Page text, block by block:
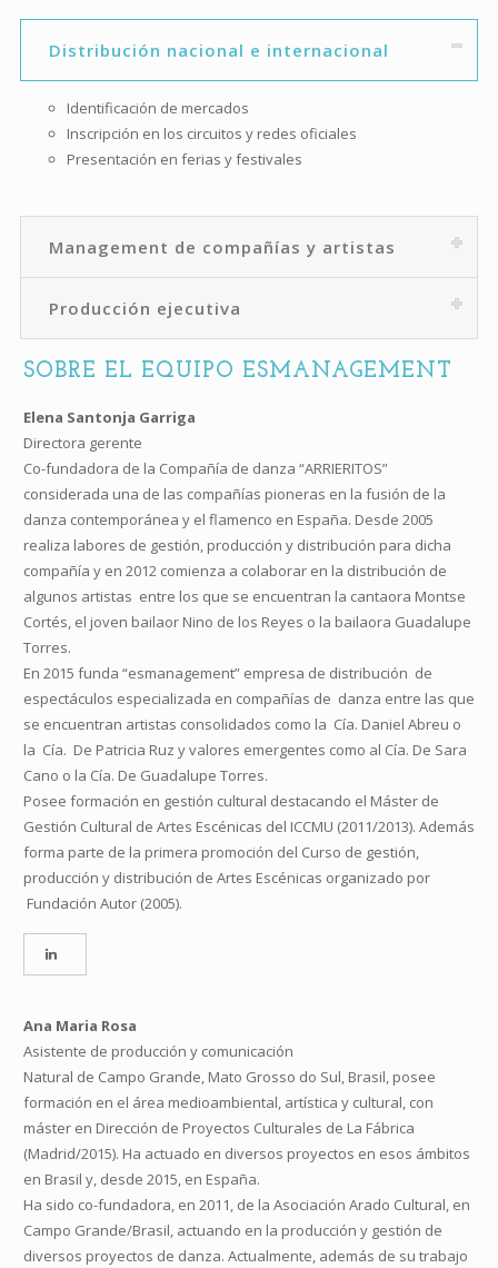
Distribución nacional e internacional
Identificación de mercados
Inscripción en los circuitos y redes oficiales
Presentación en ferias y festivales
Management de compañías y artistas
Producción ejecutiva
SOBRE EL EQUIPO ESMANAGEMENT
Elena Santonja Garriga
Directora gerente
Co-fundadora de la Compañía de danza “ARRIERITOS”
considerada una de las compañías pioneras en la fusión de la
danza contemporánea y el flamenco en España. Desde 2005
realiza labores de gestión, producción y distribución para dicha
compañía y en 2012 comienza a colaborar en la distribución de
algunos artistas entre los que se encuentran la cantaora Montse
Cortés, el joven bailaor Nino de los Reyes o la bailaora Guadalupe
Torres.
En 2015 funda “esmanagement” empresa de distribución de
espectáculos especializada en compañías de danza entre las que
se encuentran artistas consolidados como la Cía. Daniel Abreu o
la Cía. De Patricia Ruz y valores emergentes como al Cía. De Sara
Cano o la Cía. De Guadalupe Torres.
Posee formación en gestión cultural destacando el Máster de
Gestión Cultural de Artes Escénicas del ICCMU (2011/2013). Además
forma parte de la primera promoción del Curso de gestión,
producción y distribución de Artes Escénicas organizado por
Fundación Autor (2005).
Ana Maria Rosa
Asistente de producción y comunicación
Natural de Campo Grande, Mato Grosso do Sul, Brasil, posee
formación en el área medioambiental, artística y cultural, con
máster en Dirección de Proyectos Culturales de La Fábrica
(Madrid/2015). Ha actuado en diversos proyectos en esos ámbitos
en Brasil y, desde 2015, en España.
Ha sido co-fundadora, en 2011, de la Asociación Arado Cultural, en
Campo Grande/Brasil, actuando en la producción y gestión de
diversos proyectos de danza. Actualmente, además de su trabajo